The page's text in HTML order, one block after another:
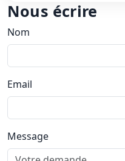
Nous écrire
Nom
Email
Message